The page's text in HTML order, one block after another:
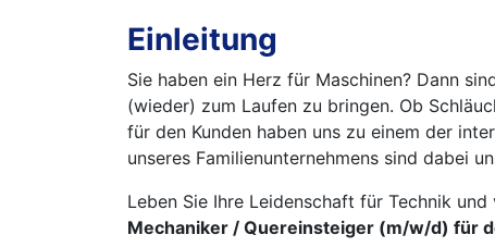
Einleitung
Sie haben ein Herz für Maschinen? Dann
(wieder) zum Laufen zu bringen. Ob
für den Kunden haben uns zu einem der
unseres Familienunternehmens sind dabei
Leben Sie Ihre Leidenschaft für Technik
Mechaniker / Quereinsteiger (m/w/d) für